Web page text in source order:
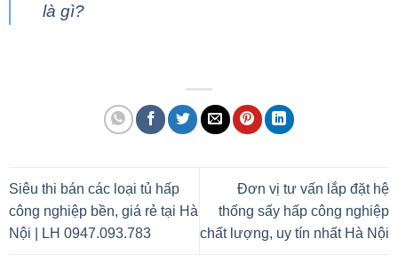
là gì?
Siêu thi bán các loại tủ hấp
công nghiệp bền, giá rẻ tại Hà
Nội | LH 0947.093.783
Đơn vị tư vấn lắp đặt hệ
thống sấy hấp công nghiệp
chất lượng, uy tín nhất Hà Nội